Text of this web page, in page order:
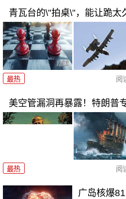
青瓦台的\"拍桌\"，能让跪太
最热 阅
美空管漏洞再暴露！特朗普
最热 阅
广岛核爆